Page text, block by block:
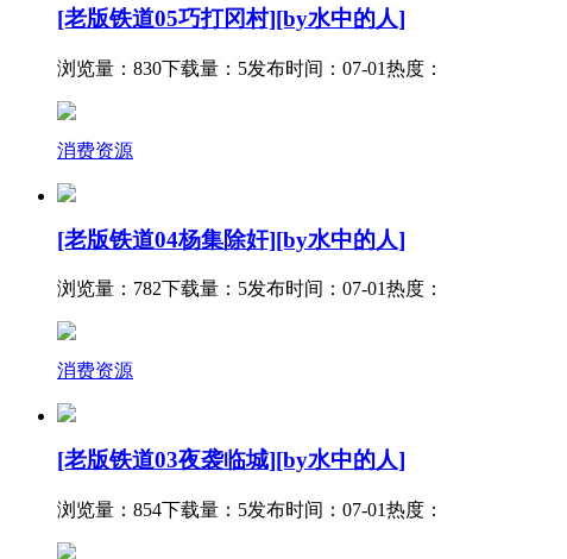
[老版铁道05巧打冈村][by水中的人]
浏览量：830下载量：5发布时间：07-01热度：
消费资源
[老版铁道04杨集除奸][by水中的人]
浏览量：782下载量：5发布时间：07-01热度：
消费资源
[老版铁道03夜袭临城][by水中的人]
浏览量：854下载量：5发布时间：07-01热度：